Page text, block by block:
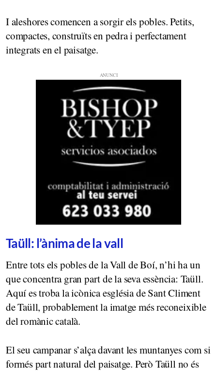
I aleshores comencen a sorgir els pobles. Petits,
compactes, construïts en pedra i perfectament
integrats en el paisatge.
Taüll: l’ànima de la vall
Entre tots els pobles de la Vall de Boí, n’hi ha un
que concentra gran part de la seva essència: Taüll.
Aquí es troba la icònica església de Sant Climent
de Taüll, probablement la imatge més reconeixible
del romànic català.
El seu campanar s’alça davant les muntanyes com si
formés part natural del paisatge. Però Taüll no és